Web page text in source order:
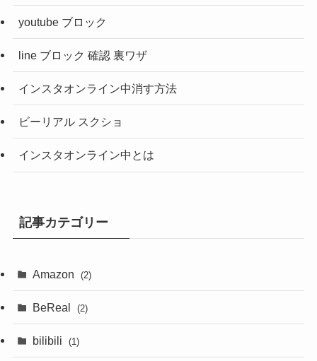
youtube ブロック
line ブロック 確認 裏ワザ
インスタオンライン中消す方法
ビーリアル スクショ
インスタオンライン中とは
記事カテゴリー
Amazon (2)
BeReal (2)
bilibili (1)